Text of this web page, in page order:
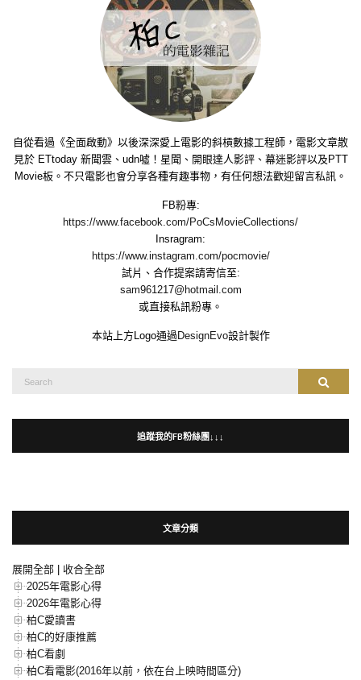
自從看過《全面啟動》以後深深愛上電影的斜槓數據工程師，電影文章散
見於 ETtoday 新聞雲、udn噓！星聞、開眼達人影評、幕迷影評以及PTT
Movie板。不只電影也會分享各種有趣事物，有任何想法歡迎留言私訊。
FB粉專:
https://www.facebook.com/PoCsMovieCollections/
Insragram:
https://www.instagram.com/pocmovie/
試片、合作提案請寄信至:
sam961217@hotmail.com
或直接私訊粉專。
本站上方Logo通過DesignEvo設計製作
Search
追蹤我的FB粉絲團↓↓↓
文章分類
展開全部 | 收合全部
2025年電影心得
2026年電影心得
柏C愛讀書
柏C的好康推薦
柏C看劇
柏C看電影(2016年以前，依在台上映時間區分)